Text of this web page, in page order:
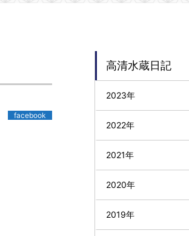
facebook
高清水蔵日記
2023年
2022年
2021年
2020年
2019年